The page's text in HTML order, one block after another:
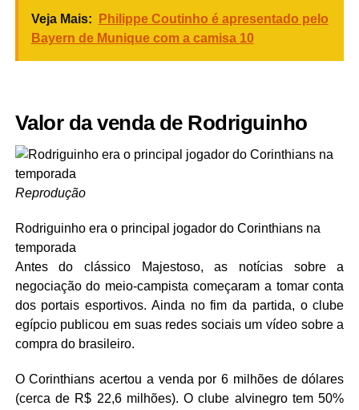
Veja Mais:
Philippe Coutinho é apresentado pelo
Bayern de Munique com a camisa 10
Valor da venda de Rodriguinho
Reprodução
Rodriguinho era o principal jogador do Corinthians na
temporada
Antes do clássico Majestoso, as notícias sobre a
negociação do meio-campista começaram a tomar conta
dos portais esportivos. Ainda no fim da partida, o clube
egípcio publicou em suas redes sociais um vídeo sobre a
compra do brasileiro.
O Corinthians acertou a venda por 6 milhões de dólares
(cerca de R$ 22,6 milhões). O clube alvinegro tem 50%